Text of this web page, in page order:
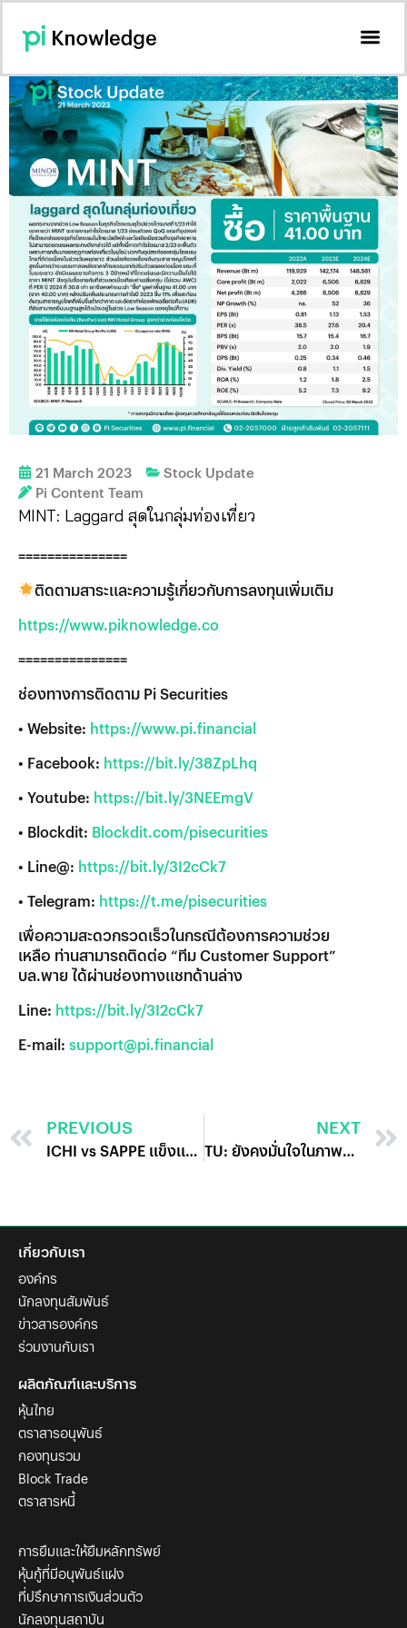
21 March 2023
Stock Update
Pi Content Team
MINT: Laggard สุดในกลุ่มท่องเที่ยว
===============
ติดตามสาระและความรู้เกี่ยวกับการลงทุนเพิ่มเติม
https://www.piknowledge.co
===============
ช่องทางการติดตาม Pi Securities
• Website: https://www.pi.financial
• Facebook: https://bit.ly/38ZpLhq
• Youtube: https://bit.ly/3NEEmgV
• Blockdit: Blockdit.com/pisecurities
• Line@: https://bit.ly/3I2cCk7
• Telegram: https://t.me/pisecurities
เพื่อความสะดวกรวดเร็วในกรณีต้องการความช่วย
เหลือ ท่านสามารถติดต่อ “ทีม Customer Support”
บล.พาย ได้ผ่านช่องทางแชทด้านล่าง
Line: https://bit.ly/3I2cCk7
E-mail: support@pi.financial
PREVIOUS
ICHI vs SAPPE แข็งแกร่งแพ็คคู่
NEXT
TU: ยังคงมั่นใจในภาพระยะยาว
เกี่ยวกับเรา
องค์กร
นักลงทุนสัมพันธ์
ข่าวสารองค์กร
ร่วมงานกับเรา
ผลิตภัณฑ์และบริการ
หุ้นไทย
ตราสารอนุพันธ์
กองทุนรวม
Block Trade
ตราสารหนี้
การยืมและให้ยืมหลักทรัพย์
หุ้นกู้ที่มีอนุพันธ์แฝง
ที่ปรึกษาการเงินส่วนตัว
นักลงทุนสถาบัน